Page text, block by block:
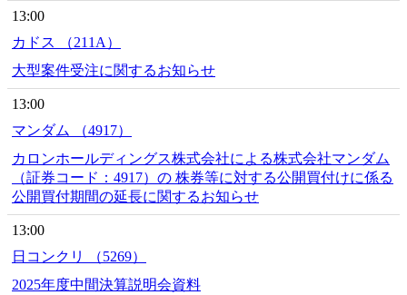
13:00
カドス （211A）
大型案件受注に関するお知らせ
13:00
マンダム （4917）
カロンホールディングス株式会社による株式会社マンダム
（証券コード：4917）の 株券等に対する公開買付けに係る
公開買付期間の延長に関するお知らせ
13:00
日コンクリ （5269）
2025年度中間決算説明会資料